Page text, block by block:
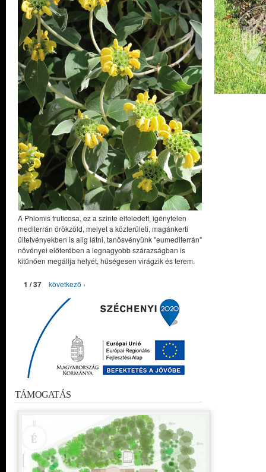
A Phlomis fruticosa, ez a szinte elfeledett, igénytelen
mediterrán örökzöld, melyet a közterületi, magánkerti
ültetvényekben is alig látni, tanösvényünk "eumediterrán"
növényei előterében a legnagyobb szárazságban is
kitűnően megállja helyét, hűségesen virágzik és terem.
1 / 37 következő ›
TÁMOGATÁS